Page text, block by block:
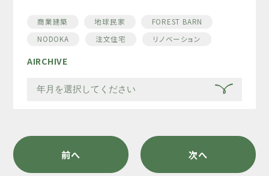
商業建築 地球民家
FOREST BARN
NODOKA
注文住宅 リノベーション
AIRCHIVE
前へ 次へ